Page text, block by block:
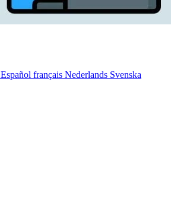
Español français Nederlands Svenska